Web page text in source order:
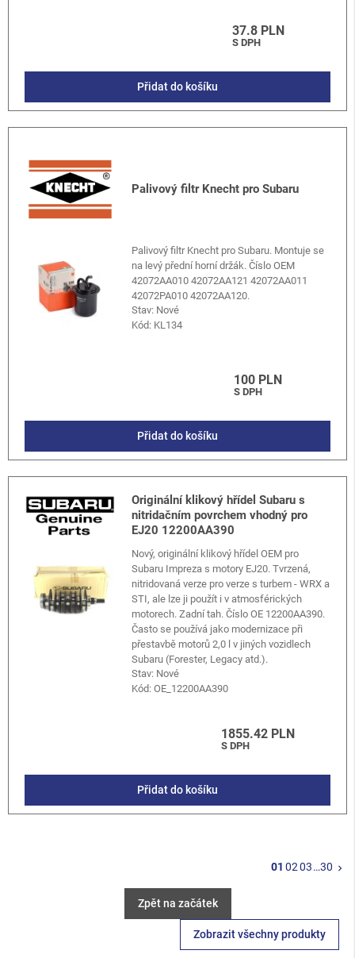
37.8 PLN
S DPH
Přidat do košíku
Palivový filtr Knecht pro Subaru
Palivový filtr Knecht pro Subaru. Montuje se
na levý přední horní držák. Číslo OEM
42072AA010 42072AA121 42072AA011
42072PA010 42072AA120.
Stav: Nové
Kód: KL134
100 PLN
S DPH
Přidat do košíku
Originální klikový hřídel Subaru s
nitridačním povrchem vhodný pro
EJ20 12200AA390
Nový, originální klikový hřídel OEM pro
Subaru Impreza s motory EJ20. Tvrzená,
nitridovaná verze pro verze s turbem - WRX a
STI, ale lze ji použít i v atmosférických
motorech. Zadní tah. Číslo OE 12200AA390.
Často se používá jako modernizace při
přestavbě motorů 2,0 l v jiných vozidlech
Subaru (Forester, Legacy atd.).
Stav: Nové
Kód:OE_12200AA390
1855.42 PLN
S DPH
Přidat do košíku
01 0203…30 keyboard_arrow_right
Zpět na začátek
Zobrazit všechny produkty